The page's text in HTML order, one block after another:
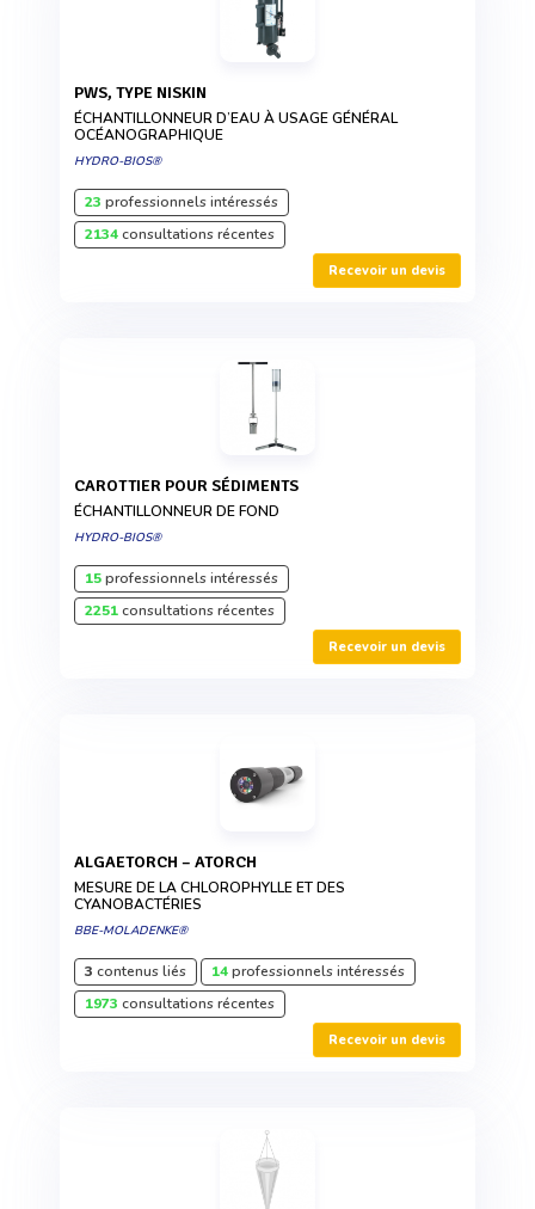
PWS, TYPE NISKIN
ÉCHANTILLONNEUR D’EAU À USAGE GÉNÉRAL
OCÉANOGRAPHIQUE
HYDRO-BIOS®
23 professionnels intéressés
2134consultations récentes
Recevoir un devis
CAROTTIER POUR SÉDIMENTS
ÉCHANTILLONNEUR DE FOND
HYDRO-BIOS®
15professionnels intéressés
2251consultations récentes
Recevoir un devis
ALGAETORCH – ATORCH
MESURE DE LA CHLOROPHYLLE ET DES
CYANOBACTÉRIES
BBE-MOLADENKE®
3 contenus liés 14professionnels intéressés
1973 consultations récentes
Recevoir un devis